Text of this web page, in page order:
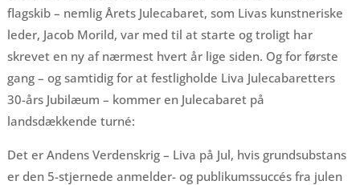
flagskib – nemlig Årets Julecabaret, som Livas kunstneriske
leder, Jacob Morild, var med til at starte og troligt har
skrevet en ny af nærmest hvert år lige siden. Og for første
gang – og samtidig for at festligholde Liva Julecabaretters
30-års Jubilæum – kommer en Julecabaret på
landsdækkende turné:
Det er Andens Verdenskrig – Liva på Jul, hvis grundsubstans
er den 5-stjernede anmelder- og publikumssuccés fra julen